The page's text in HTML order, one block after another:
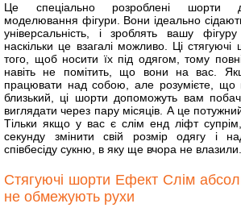
Це спеціально розроблені шорти
моделювання фігури. Вони ідеально
універсальність, і зроблять вашу
наскільки це взагалі можливо. Ці
того, щоб носити їх під одягом, тому
навіть не помітить, що вони на вас.
працювати над собою, але розумієте, що
близький, ці шорти допоможуть вам
виглядати через пару місяців. А це
Тільки якщо у вас є слім енд ліфт
секунду змінити свій розмір одягу і
співбесіду сукню, в яку ще вчора не влазили.
Стягуючі шорти Ефект Слім
не обмежують рухи